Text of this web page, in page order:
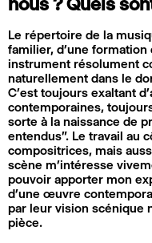
Le répertoire de la
familier, d’une
instrument résolument
naturellement dans le
C’est toujours exaltant
contemporaines,
sorte à la naissance de
entendus”. Le travail au
compositrices, mais
scène m’intéresse
pouvoir apporter mon
d’une œuvre
par leur vision scénique
pièce.